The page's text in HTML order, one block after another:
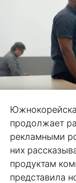
продолжает
рекламными
них
продуктам
представила